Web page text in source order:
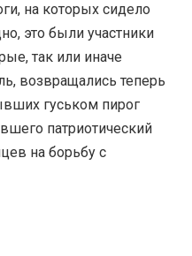
на которых сидело
это были участники
так или иначе
возвращались теперь
гуськом пирог
патриотический
на борьбу с